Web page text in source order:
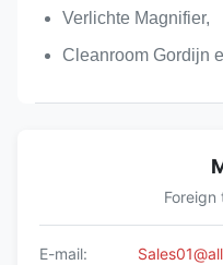
Verlichte Magnifier,
Cleanroom Gordijn
Foreign
E-mail: